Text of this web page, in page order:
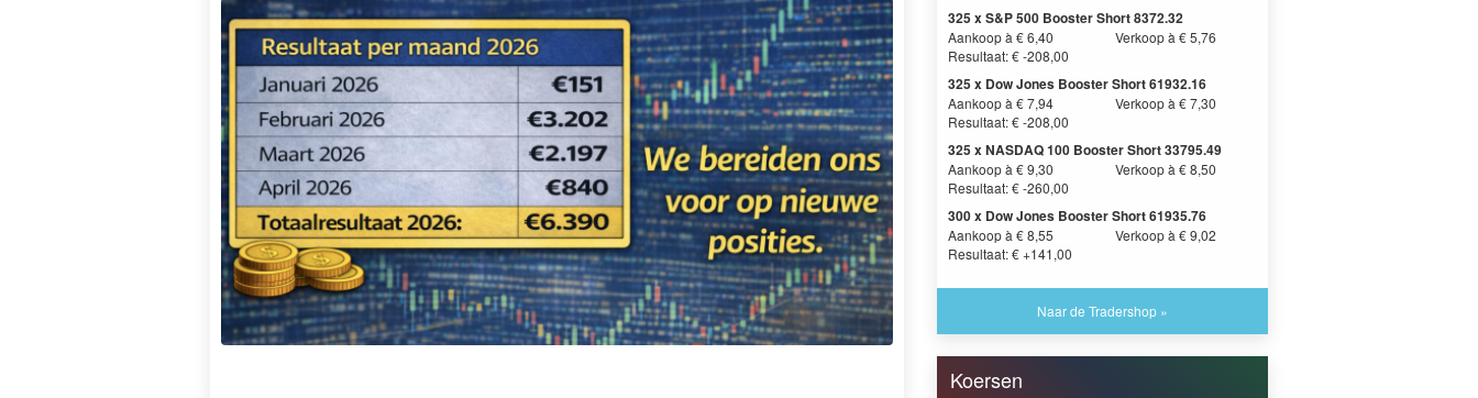
325 x S&P 500 Booster Short 8372.32
Aankoop à € 6,40
Verkoop à € 5,76
Resultaat: € -208,00
325 x Dow Jones Booster Short 61932.16
Aankoop à € 7,94
Verkoop à € 7,30
Resultaat: € -208,00
325 x NASDAQ 100 Booster Short 33795.49
Aankoop à € 9,30
Verkoop à € 8,50
Resultaat: € -260,00
300 x Dow Jones Booster Short 61935.76
Aankoop à € 8,55
Verkoop à € 9,02
Resultaat: € +141,00
Naar de Tradershop »
Koersen